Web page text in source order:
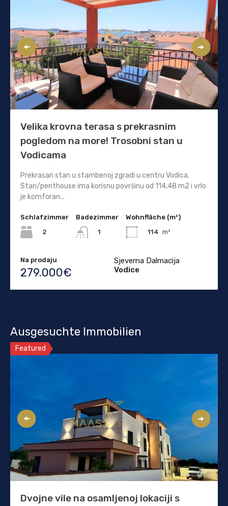
Velika krovna terasa s prekrasnim
pogledom na more! Trosobni stan u
Vodicama
Prekrasan stan u stambenoj zgradi u centru Vodica.
Stan/penthouse ima korisnu površinu od 114,48 m2 i vrlo
je komforan...
Schlafzimmer
2
Badezimmer
1
Wohnfläche (m²)
114 m²
Na prodaju
279.000€
Sjeverna Dalmacija
Vodice
Ausgesuchte Immobilien
Featured
Dvojne vile na osamljenoj lokaciji s